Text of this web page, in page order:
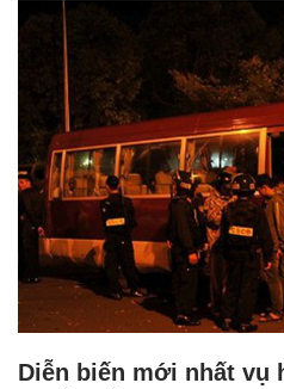
Diễn biến mới nhất vụ